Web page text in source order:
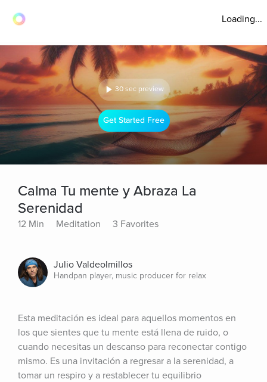
Loading...
30 sec preview
Get Started Free
Calma Tu mente y Abraza La
Serenidad
12 Min Meditation 3 Favorites
Julio Valdeolmillos
Handpan player, music producer for relax
Esta meditación es ideal para aquellos momentos en
los que sientes que tu mente está llena de ruido, o
cuando necesitas un descanso para reconectar contigo
mismo. Es una invitación a regresar a la serenidad, a
tomar un respiro y a restablecer tu equilibrio